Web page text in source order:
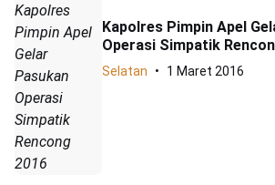
Kapolres
Pimpin Apel
Gelar
Pasukan
Operasi
Simpatik
Rencong
2016
Kapolres Pimpin Apel
Operasi Simpatik
Selatan 1 Maret 2016